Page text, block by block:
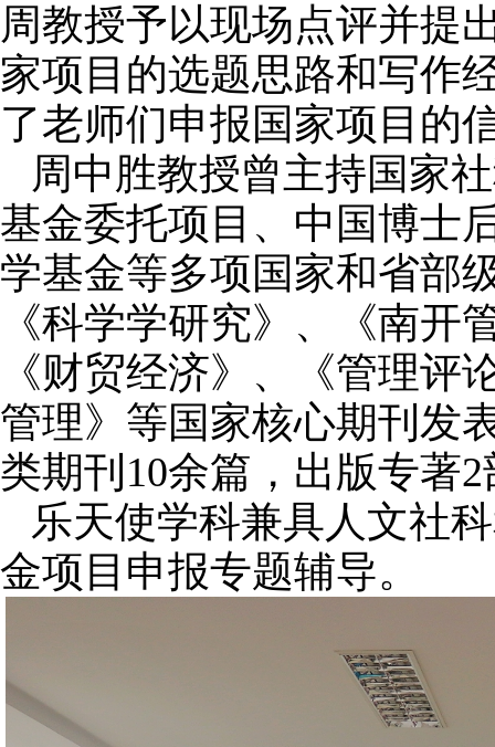
周教授予以现场点评并提
家项目的选题思路和写作
了老师们申报国家项目的
周中胜教授曾主持国家
基金委托项目、中国博士
学基金等多项国家和省部
《科学学研究》、《南
《财贸经济》、《管理
管理》等国家核心期刊发
类期刊10余篇，出版专著2
乐天使学科兼具人文社
金项目申报专题辅导。